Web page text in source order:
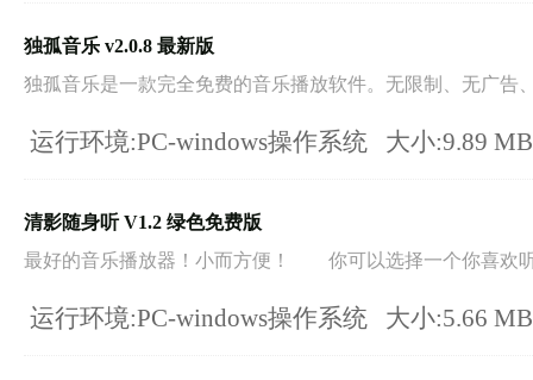
独孤音乐 v2.0.8 最新版
独孤音乐是一款完全免费的音乐播放软件。无限制、无广告
运行环境:PC-windows操作系统 大小:9.89
清影随身听 V1.2 绿色免费版
最好的音乐播放器！小而方便！ 你可以选择一个你喜欢
运行环境:PC-windows操作系统 大小:5.66